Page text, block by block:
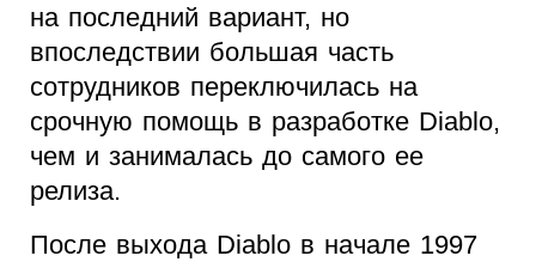
на последний вариант, но
впоследствии большая часть
сотрудников переключилась на
срочную помощь в разработке Diablo,
чем и занималась до самого ее
релиза.
После выхода Diablo в начале 1997